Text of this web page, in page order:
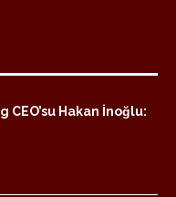
CEO’su Hakan İnoğlu: